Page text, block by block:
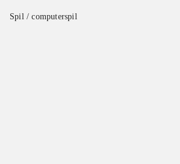
Spil / computerspil